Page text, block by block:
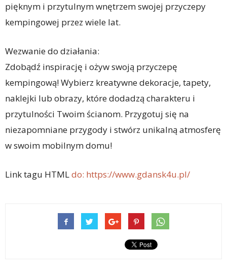
pięknym i przytulnym wnętrzem swojej przyczepy
kempingowej przez wiele lat.
Wezwanie do działania:
Zdobądź inspirację i ożyw swoją przyczepę
kempingową! Wybierz kreatywne dekoracje, tapety,
naklejki lub obrazy, które dodadzą charakteru i
przytulności Twoim ścianom. Przygotuj się na
niezapomniane przygody i stwórz unikalną atmosferę
w swoim mobilnym domu!
Link tagu HTMLdo: https://www.gdansk4u.pl/